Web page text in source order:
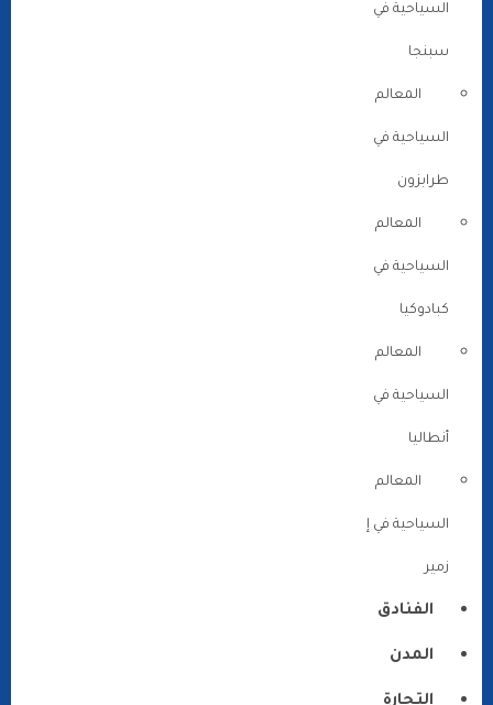
السياحية في
سبنجا
المعالم
السياحية في
طرابزون
المعالم
السياحية في
كبادوكيا
المعالم
السياحية في
أنطاليا
المعالم
السياحية في إ
زمير
الفنادق
المدن